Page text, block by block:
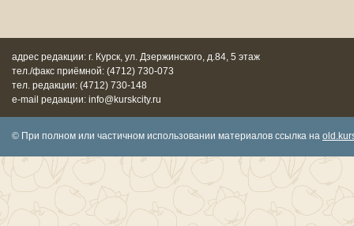
адрес редакции: г. Курск, ул. Дзержинского, д.84, 5 этаж
тел./факс приёмной: (4712) 730-073
тел. редакции: (4712) 730-148
e-mail редакции: info@kurskcity.ru
© При полном или частичном использовании материалов ссылка на